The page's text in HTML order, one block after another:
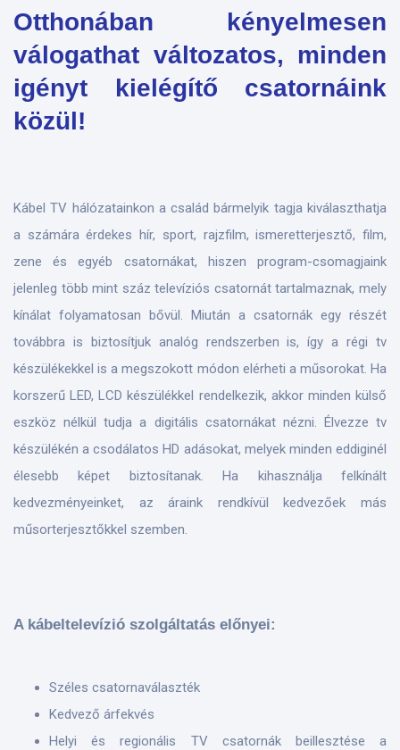
Otthonában kényelmesen
válogathat változatos, minden
igényt kielégítő csatornáink
közül!
Kábel TV hálózatainkon a család bármelyik tagja kiválaszthatja
a számára érdekes hír, sport, rajzfilm, ismeretterjesztő, film,
zene és egyéb csatornákat, hiszen program-csomagjaink
jelenleg több mint száz televíziós csatornát tartalmaznak, mely
kínálat folyamatosan bővül. Miután a csatornák egy részét
továbbra is biztosítjuk analóg rendszerben is, így a régi tv
készülékekkel is a megszokott módon elérheti a műsorokat. Ha
korszerű LED, LCD készülékkel rendelkezik, akkor minden külső
eszköz nélkül tudja a digitális csatornákat nézni. Élvezze tv
készülékén a csodálatos HD adásokat, melyek minden eddiginél
élesebb képet biztosítanak. Ha kihasználja felkínált
kedvezményeinket, az áraink rendkívül kedvezőek más
műsorterjesztőkkel szemben.
A kábeltelevízió szolgáltatás előnyei:
Széles csatornaválaszték
Kedvező árfekvés
Helyi és regionális TV csatornák beillesztése a